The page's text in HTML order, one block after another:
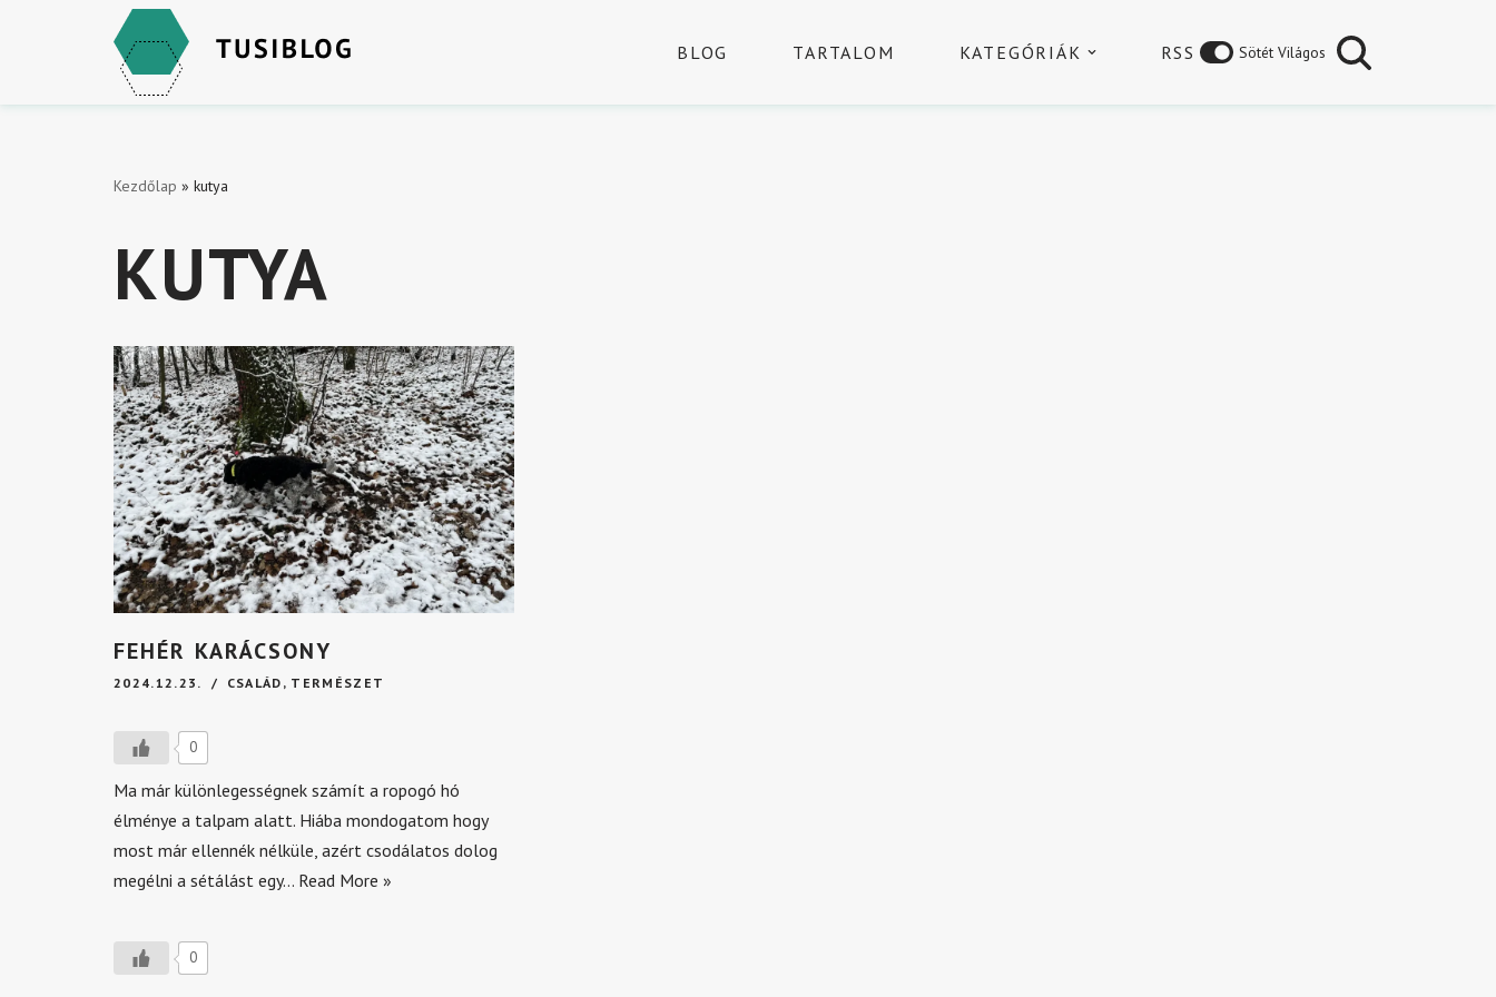
BLOG TARTALOM KATEGÓRIÁK RSS Sötét Világos
Kezdőlap » kutya
KUTYA
FEHÉR KARÁCSONY
2024.12.23. CSALÁD , TERMÉSZET
0
Ma már különlegességnek számít a ropogó hó
élménye a talpam alatt. Hiába mondogatom hogy
most már ellennék nélküle, azért csodálatos dolog
megélni a sétálást egy… Read More »
0